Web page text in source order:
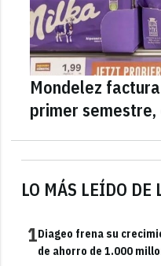
LO MÁS LEÍDO DE
1Diageo frena su
de ahorro de 1.000
Mondelez
primer semestre,